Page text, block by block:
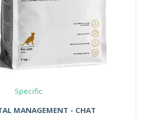
Specific
MANAGEMENT - CHAT